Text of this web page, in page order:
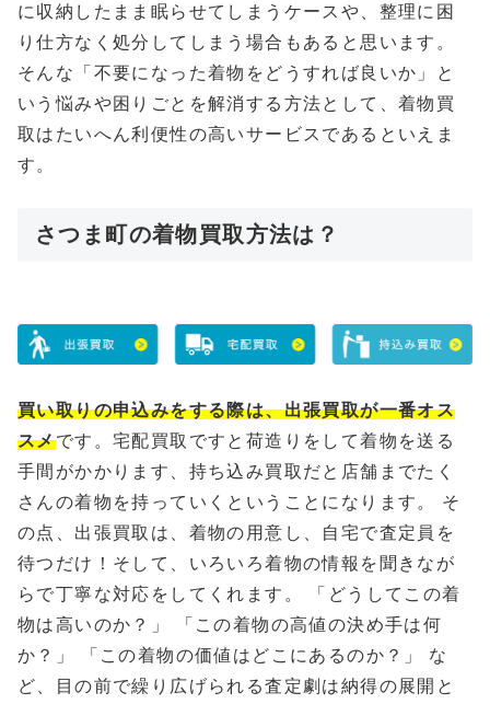
に収納したまま眠らせてしまうケースや、整理に困
り仕方なく処分してしまう場合もあると思います。
そんな「不要になった着物をどうすれば良いか」と
いう悩みや困りごとを解消する方法として、着物買
取はたいへん利便性の高いサービスであるといえま
す。
さつま町の着物買取方法は？
買い取りの申込みをする際は、出張買取が一番オス
スメです。宅配買取ですと荷造りをして着物を送る
手間がかかります、持ち込み買取だと店舗までたく
さんの着物を持っていくということになります。 そ
の点、出張買取は、着物の用意し、自宅で査定員を
待つだけ！そして、いろいろ着物の情報を聞きなが
らで丁寧な対応をしてくれます。 「どうしてこの着
物は高いのか？」 「この着物の高値の決め手は何
か？」 「この着物の価値はどこにあるのか？」 な
ど、目の前で繰り広げられる査定劇は納得の展開と